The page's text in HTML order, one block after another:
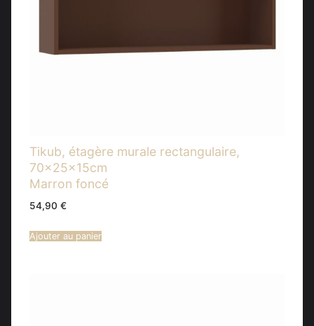
Tikub, étagère murale rectangulaire,
70x25x15cm
Marron foncé
54,90 €
Ajouter au panier